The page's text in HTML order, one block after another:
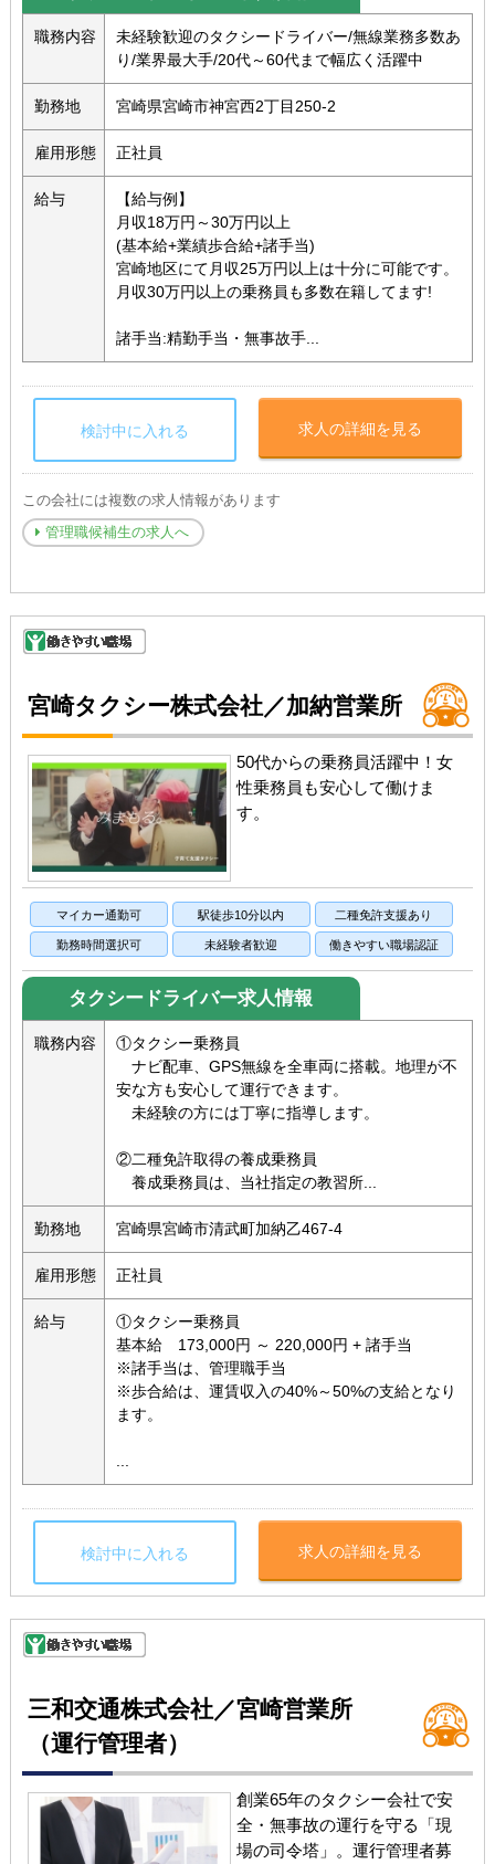
職務内容
未経験歓迎のタクシードライバー/無線業務多数あ
り/業界最大手/20代～60代まで幅広く活躍中
勤務地 宮崎県宮崎市神宮西2丁目250-2
雇用形態 正社員
給与
【給与例】
月収18万円～30万円以上
(基本給+業績歩合給+諸手当)
宮崎地区にて月収25万円以上は十分に可能です。
月収30万円以上の乗務員も多数在籍してます!
諸手当:精勤手当・無事故手...
検討中に入れる 求人の詳細を見る
この会社には複数の求人情報があります
管理職候補生の求人へ
宮崎タクシー株式会社／加納営業所
50代からの乗務員活躍中！女
性乗務員も安心して働けま
す。
マイカー通勤可 駅徒歩10分以内 二種免許支援あり
勤務時間選択可 未経験者歓迎 働きやすい職場認証
タクシードライバー求人情報
職務内容
①タクシー乗務員
ナビ配車、GPS無線を全車両に搭載。地理が不
安な方も安心して運行できます。
未経験の方には丁寧に指導します。
②二種免許取得の養成乗務員
養成乗務員は、当社指定の教習所...
勤務地 宮崎県宮崎市清武町加納乙467-4
雇用形態 正社員
給与
①タクシー乗務員
基本給 173,000円 ～ 220,000円 + 諸手当
※諸手当は、管理職手当
※歩合給は、運賃収入の40%～50%の支給となり
ます。
検討中に入れる 求人の詳細を見る
三和交通株式会社／宮崎営業所
（運行管理者）
創業65年のタクシー会社で安
全・無事故の運行を守る「現
場の司令塔」。運行管理者募